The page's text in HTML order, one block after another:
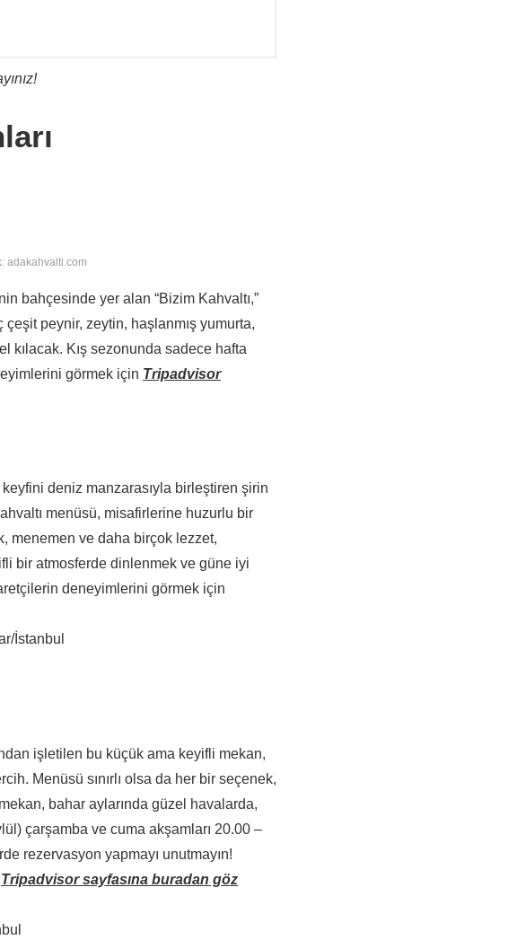
adakahvalti.com
bahçesinde yer alan “Bizim Kahvaltı,”
çeşit peynir, zeytin, haşlanmış yumurta,
kılacak. Kış sezonunda sadece hafta
görmek için Tripadvisor
deniz manzarasıyla birleştiren şirin
menüsü, misafirlerine huzurlu bir
menemen ve daha birçok lezzet,
bir atmosferde dinlenmek ve güne iyi
deneyimlerini görmek için
İstanbul
işletilen bu küçük ama keyifli mekan,
Menüsü sınırlı olsa da her bir seçenek,
bahar aylarında güzel havalarda,
çarşamba ve cuma akşamları 20.00 –
rezervasyon yapmayı unutmayın!
Tripadvisor sayfasına buradan göz